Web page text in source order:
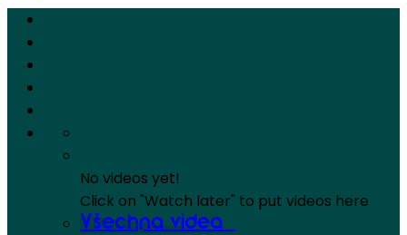
No videos yet!
Click on "Watch later" to put videos here
Všechna videa